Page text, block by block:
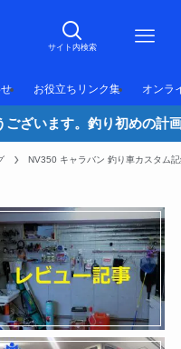
サイト内検索
お役立ちリンク集 オンラ
り初めの計画はお済で
NV350 キャラバン 釣り車カスタム